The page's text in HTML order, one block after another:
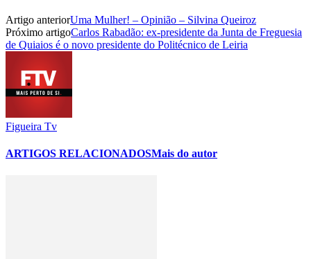
Artigo anteriorUma Mulher! – Opinião – Silvina Queiroz
Próximo artigoCarlos Rabadão: ex-presidente da Junta de Freguesia
de Quiaios é o novo presidente do Politécnico de Leiria
Figueira Tv
ARTIGOS RELACIONADOSMais do autor